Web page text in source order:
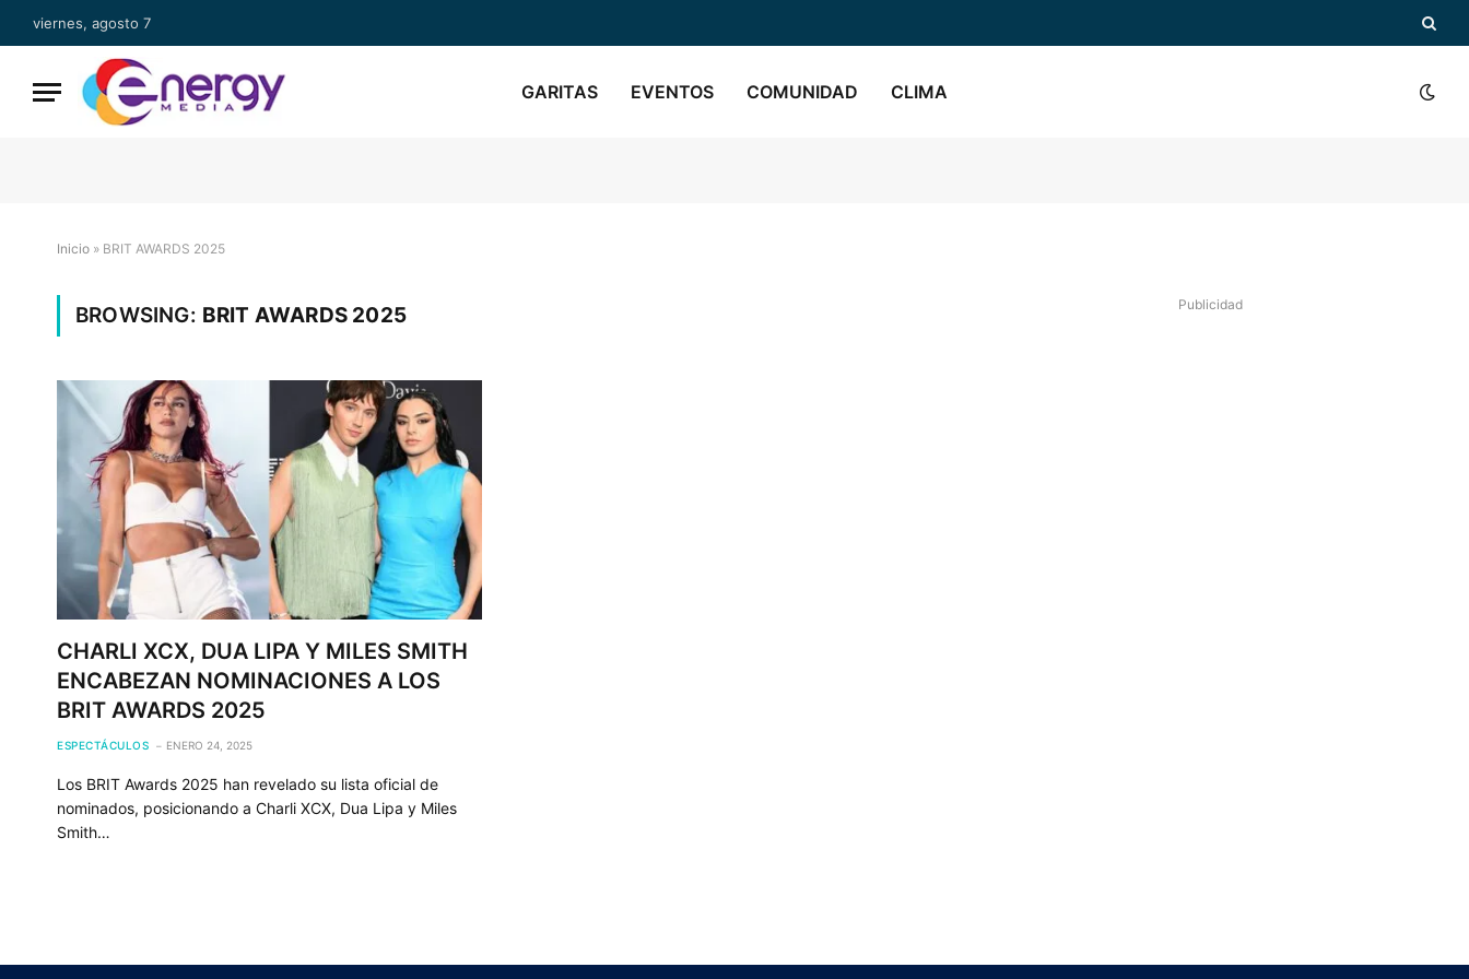
viernes, agosto 7
GARITAS EVENTOS COMUNIDAD CLIMA
Inicio » BRIT AWARDS 2025
BROWSING: BRIT AWARDS 2025
CHARLI XCX, DUA LIPA Y MILES SMITH
ENCABEZAN NOMINACIONES A LOS
BRIT AWARDS 2025
ESPECTÁCULOS ENERO 24, 2025
Los BRIT Awards 2025 han revelado su lista oficial de
nominados, posicionando a Charli XCX, Dua Lipa y Miles
Smith…
Publicidad